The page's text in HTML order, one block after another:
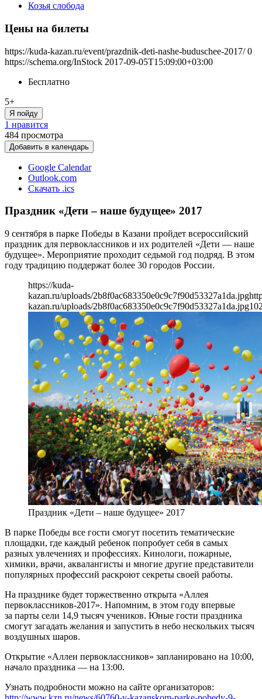
Козья слобода
Цены на билеты
https://kuda-kazan.ru/event/prazdnik-deti-nashe-buduschee-2017/ 0
https://schema.org/InStock 2017-09-05T15:09:00+03:00
Бесплатно
5+
Я пойду
1 нравится
484 просмотра
Добавить в календарь
Google Calendar
Outlook.com
Скачать .ics
Праздник «Дети – наше будущее» 2017
9 сентября в парке Победы в Казани пройдет всероссийский
праздник для первоклассников и их родителей «Дети — наше
будущее». Мероприятие проходит седьмой год подряд. В этом
году традицию поддержат более 30 городов России.
https://kuda-
kazan.ru/uploads/2b8f0ac683350e0c9c7f90d53327a1da.jpg
kazan.ru/uploads/2b8f0ac683350e0c9c7f90d53327a1da.jpg
Праздник «Дети – наше будущее» 2017
В парке Победы все гости смогут посетить тематические
площадки, где каждый ребенок попробует себя в самых
разных увлечениях и профессиях. Кинологи, пожарные,
химики, врачи, аквалангисты и многие другие представители
популярных профессий раскроют секреты своей работы.
На празднике будет торжественно открыта «Аллея
первоклассников-2017». Напомним, в этом году впервые
за парты сели 14,9 тысяч учеников. Юные гости праздника
смогут загадать желания и запустить в небо нескольких тысяч
воздушных шаров.
Открытие «Аллеи первоклассников» запланировано на 10:00,
начало праздника — на 13:00.
Узнать подробности можно на сайте организаторов: